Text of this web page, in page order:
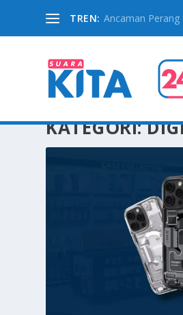
TREN: Ancaman
KATEGORI: